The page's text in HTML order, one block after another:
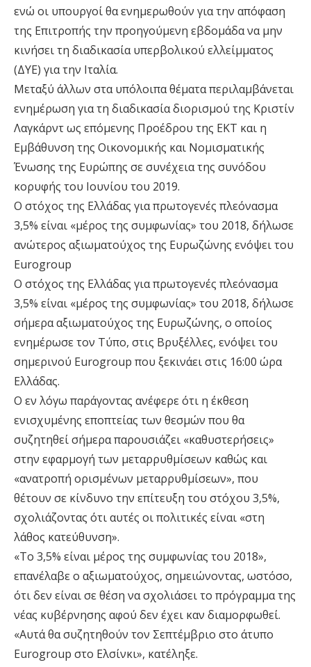
ενώ οι υπουργοί θα ενημερωθούν για την απόφαση
της Επιτροπής την προηγούμενη εβδομάδα να μην
κινήσει τη διαδικασία υπερβολικού ελλείμματος
(ΔΥΕ) για την Ιταλία.
Μεταξύ άλλων στα υπόλοιπα θέματα περιλαμβάνεται
ενημέρωση για τη διαδικασία διορισμού της Κριστίν
Λαγκάρντ ως επόμενης Προέδρου της ΕΚΤ και η
Εμβάθυνση της Οικονομικής και Νομισματικής
Ένωσης της Ευρώπης σε συνέχεια της συνόδου
κορυφής του Ιουνίου του 2019.
O στόχος της Ελλάδας για πρωτογενές πλεόνασμα
3,5% είναι «μέρος της συμφωνίας» του 2018, δήλωσε
ανώτερος αξιωματούχος της Ευρωζώνης ενόψει του
Eurogroup
O στόχος της Ελλάδας για πρωτογενές πλεόνασμα
3,5% είναι «μέρος της συμφωνίας» του 2018, δήλωσε
σήμερα αξιωματούχος της Ευρωζώνης, ο οποίος
ενημέρωσε τον Τύπο, στις Βρυξέλλες, ενόψει του
σημερινού Eurogroup που ξεκινάει στις 16:00 ώρα
Ελλάδας.
Ο εν λόγω παράγοντας ανέφερε ότι η έκθεση
ενισχυμένης εποπτείας των θεσμών που θα
συζητηθεί σήμερα παρουσιάζει «καθυστερήσεις»
στην εφαρμογή των μεταρρυθμίσεων καθώς και
«ανατροπή ορισμένων μεταρρυθμίσεων», που
θέτουν σε κίνδυνο την επίτευξη του στόχου 3,5%,
σχολιάζοντας ότι αυτές οι πολιτικές είναι «στη
λάθος κατεύθυνση».
«Το 3,5% είναι μέρος της συμφωνίας του 2018»,
επανέλαβε ο αξιωματούχος, σημειώνοντας, ωστόσο,
ότι δεν είναι σε θέση να σχολιάσει το πρόγραμμα της
νέας κυβέρνησης αφού δεν έχει καν διαμορφωθεί.
«Αυτά θα συζητηθούν τον Σεπτέμβριο στο άτυπο
Eurogroup στο Ελσίνκι», κατέληξε.